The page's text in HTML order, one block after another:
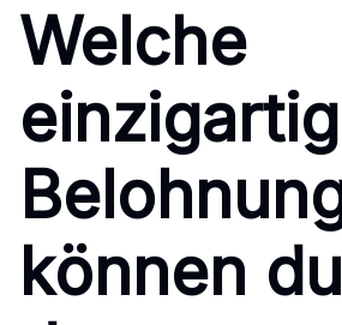
Welche
können